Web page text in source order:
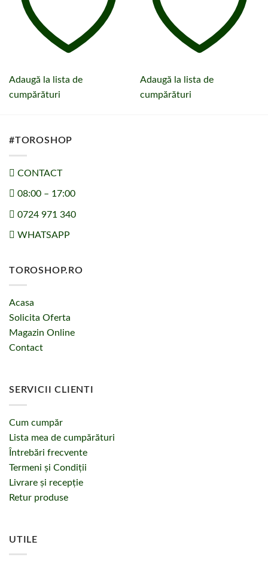
Adaugă la lista de
cumpărături
Adaugă la lista de
cumpărături
#TOROSHOP
CONTACT
08:00 – 17:00
0724 971 340
WHATSAPP
TOROSHOP.RO
Acasa
Solicita Oferta
Magazin Online
Contact
SERVICII CLIENTI
Cum cumpăr
Lista mea de cumpărături
Întrebări frecvente
Termeni și Condiții
Livrare și recepție
Retur produse
UTILE